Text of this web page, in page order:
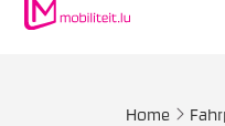
Home